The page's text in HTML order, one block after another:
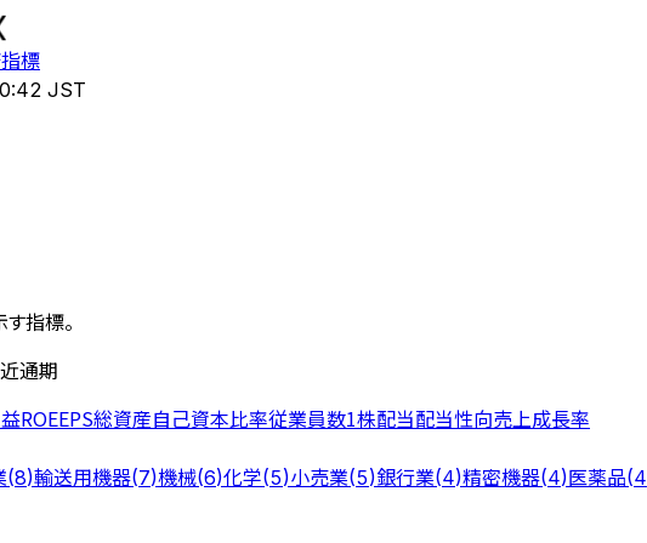
標
JST
指標。
通期
ROEEPS総資産自己資本比率従業員数1株配当配当性向売上成長率
(8)輸送用機器(7)機械(6)化学(5)小売業(5)銀行業(4)精密機器(4)医薬品(4